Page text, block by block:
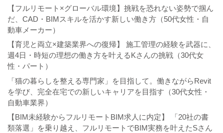
【フルリモート×グローバル環境】挑戦を恐れない姿勢で掴ん
だ、CAD・BIMスキルを活かす新しい働き方（50代女性・自
動車メーカー）
【育児と両立×建築業界への復帰】 施工管理の経験を武器に、
週4日・時短の理想の働き方を叶えるKさんの挑戦（30代女
性・パート）
「猫の暮らしを整える専門家」を目指して。働きながらRevit
を学び、完全在宅での新しいキャリアを目指す（30代女性・
自動車業界）
【BIM未経験からフルリモートBIM求人に内定】 「20社の書
類落選」を乗り越え、フルリモートでBIM実務を叶えたSさん